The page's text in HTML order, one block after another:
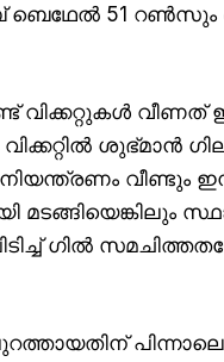
51 റൺസും
വിക്കറ്റുകൾ
വിക്കറ്റിൽ
വീണ്ടും
ഗിൽ